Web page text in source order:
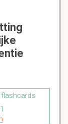
flashcards